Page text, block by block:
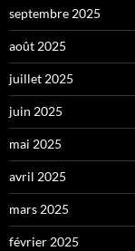
septembre 2025
août 2025
juillet 2025
juin 2025
mai 2025
avril 2025
mars 2025
février 2025